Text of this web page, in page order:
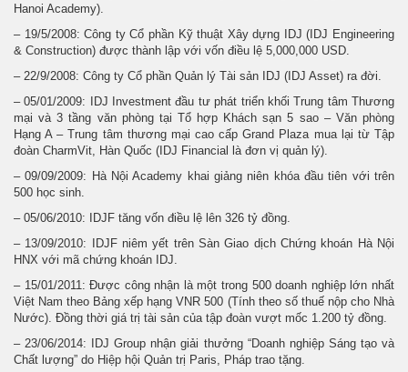
Hanoi Academy).
– 19/5/2008: Công ty Cổ phần Kỹ thuật Xây dựng IDJ (IDJ Engineering
& Construction) được thành lập với vốn điều lệ 5,000,000 USD.
– 22/9/2008: Công ty Cổ phần Quản lý Tài sản IDJ (IDJ Asset) ra đời.
– 05/01/2009: IDJ Investment đầu tư phát triển khối Trung tâm Thương
mại và 3 tầng văn phòng tại Tổ hợp Khách sạn 5 sao – Văn phòng
Hạng A – Trung tâm thương mại cao cấp Grand Plaza mua lại từ Tập
đoàn CharmVit, Hàn Quốc (IDJ Financial là đơn vị quản lý).
– 09/09/2009: Hà Nội Academy khai giảng niên khóa đầu tiên với trên
500 học sinh.
– 05/06/2010: IDJF tăng vốn điều lệ lên 326 tỷ đồng.
– 13/09/2010: IDJF niêm yết trên Sàn Giao dịch Chứng khoán Hà Nội
HNX với mã chứng khoán IDJ.
– 15/01/2011: Được công nhận là một trong 500 doanh nghiệp lớn nhất
Việt Nam theo Bảng xếp hạng VNR 500 (Tính theo số thuế nộp cho Nhà
Nước). Đồng thời giá trị tài sản của tập đoàn vượt mốc 1.200 tỷ đồng.
– 23/06/2014: IDJ Group nhận giải thưởng “Doanh nghiệp Sáng tạo và
Chất lượng” do Hiệp hội Quản trị Paris, Pháp trao tặng.